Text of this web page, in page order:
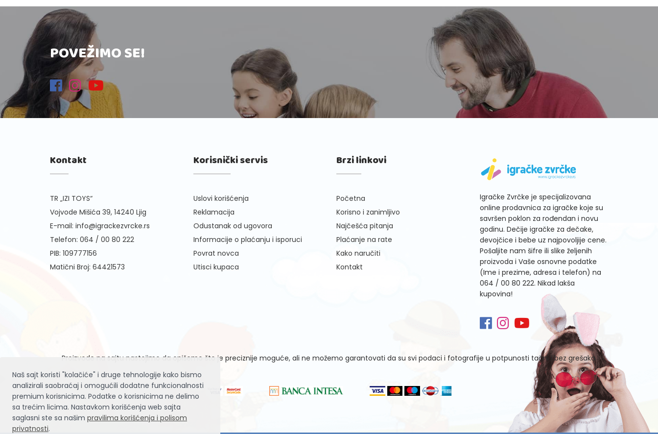
Naš sajt koristi "kolačiće" i druge tehnologije kako bismo
analizirali saobraćaj i omogućili dodatne funkcionalnosti
premium korisnicima. Podatke o korisnicima ne delimo
sa trećim licima. Nastavkom korišćenja web sajta
saglasni ste sa našim pravilima korišćenja i polisom
privatnosti.
POVEŽIMO SE!
Kontakt
TR „IZI TOYS“
Vojvode Mišića 39, 14240 Ljig
E-mail: info@igrackezvrcke.rs
Telefon: 064 / 00 80 222
PIB: 109777156
Matični Broj: 64421573
Korisnički servis
Uslovi korišćenja
Reklamacija
Odustanak od ugovora
Informacije o plaćanju i isporuci
Povrat novca
Utisci kupaca
Brzi linkovi
Početna
Korisno i zanimljivo
Najčešća pitanja
Plaćanje na rate
Kako naručiti
Kontakt
Igračke Zvrčke je specijalizovana
online prodavnica za igračke koje su
savršen poklon za rođendan i novu
godinu. Dečije igračke za dečake,
devojčice i bebe uz najpovoljije cene.
Pošaljite nam šifre ili slike željenih
proizvoda i Vaše osnovne podatke
(Ime i prezime, adresa i telefon) na
064 / 00 80 222. Nikad lakša
kupovina!
Proizvode na sajtu nastojimo da opišemo što je preciznije moguće, ali ne možemo garantovati da su svi podaci i fotografije u potpunosti tačni i bez grešaka.